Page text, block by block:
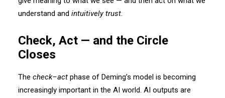
understand and intuitively trust.
Check, Act — and the Circle
Closes
The check–act phase of Deming’s model is becoming
increasingly important in the AI world. AI outputs are